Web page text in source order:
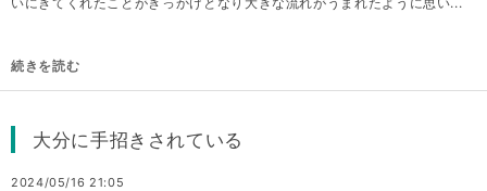
続きを読む
大分に手招きされている
2024/05/16 21:05